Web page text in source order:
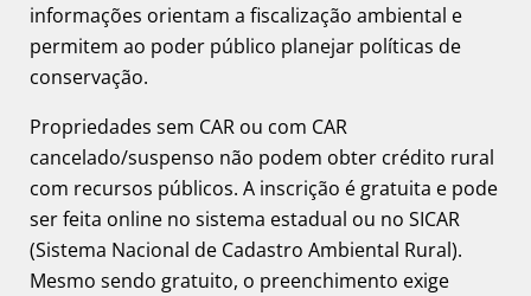
informações orientam a fiscalização ambiental e
permitem ao poder público planejar políticas de
conservação.
Propriedades sem CAR ou com CAR
cancelado/suspenso não podem obter crédito rural
com recursos públicos. A inscrição é gratuita e pode
ser feita online no sistema estadual ou no SICAR
(Sistema Nacional de Cadastro Ambiental Rural).
Mesmo sendo gratuito, o preenchimento exige